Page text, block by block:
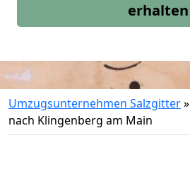
erhalten
Umzugsunternehmen Salzgitter»
nach Klingenberg am Main